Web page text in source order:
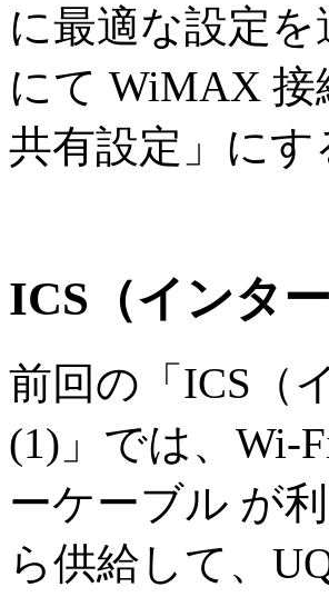
に最適な設定
にて WiMAX
共有設定」に
ICS（インタ
前回の「ICS（
(1)」では、Wi-
ーケーブル が
ら供給して、